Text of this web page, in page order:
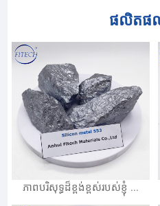
ផលិតផ
ភាពបរិសុទ្ធដ៏ខ្ពង់ខ្ពស់របស់ខ្ញុំ ...